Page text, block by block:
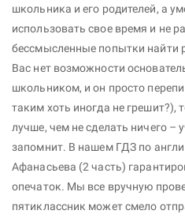
школьника и его родителей, а
использовать свое время и не
бессмысленные попытки найти
Вас нет возможности
школьником, и он просто
таким хоть иногда не грешит?),
лучше, чем не сделать ничего –
запомнит. В нашем ГДЗ по
Афанасьева (2 часть)
опечаток. Мы все вручную
пятиклассник может смело